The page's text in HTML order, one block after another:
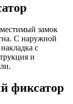
замок
С наружной
с
и
фиксатор